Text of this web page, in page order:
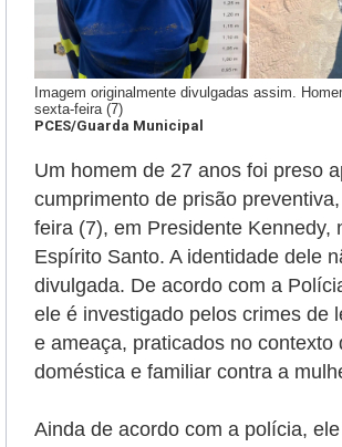
Imagem originalmente divulgadas assim.
sexta-feira (7)
PCES/Guarda Municipal
Um homem de 27 anos foi preso
cumprimento de prisão
feira (7), em Presidente Kennedy,
Espírito Santo. A identidade dele
divulgada. De acordo com a
ele é investigado pelos crimes de
e ameaça, praticados no contexto
doméstica e familiar contra a
Ainda de acordo com a polícia,